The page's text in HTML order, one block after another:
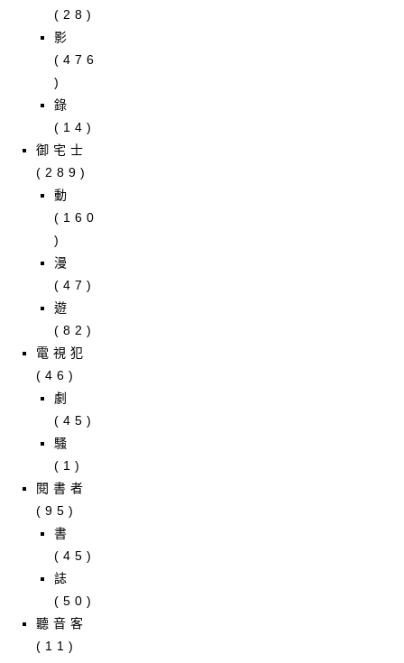
(28)
影
(476
)
錄
(14)
御宅士
(289)
動
(160
)
漫
(47)
遊
(82)
電視犯
(46)
劇
(45)
騷
(1)
閱書者
(95)
書
(45)
誌
(50)
聽音客
(11)